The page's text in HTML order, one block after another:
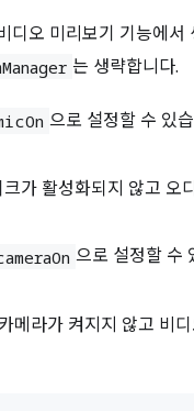
디오 미리보기 기능에서
는 생략합니다.
으로 설정할 수 있
가 활성화되지 않고 오
으로 설정할 수
메라가 켜지지 않고 비